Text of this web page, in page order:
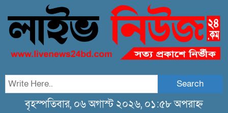
Search
বৃহস্পতিবার, ০৬ অগাস্ট ২০২৬, ০১:৫৮ অপরাহ্ন